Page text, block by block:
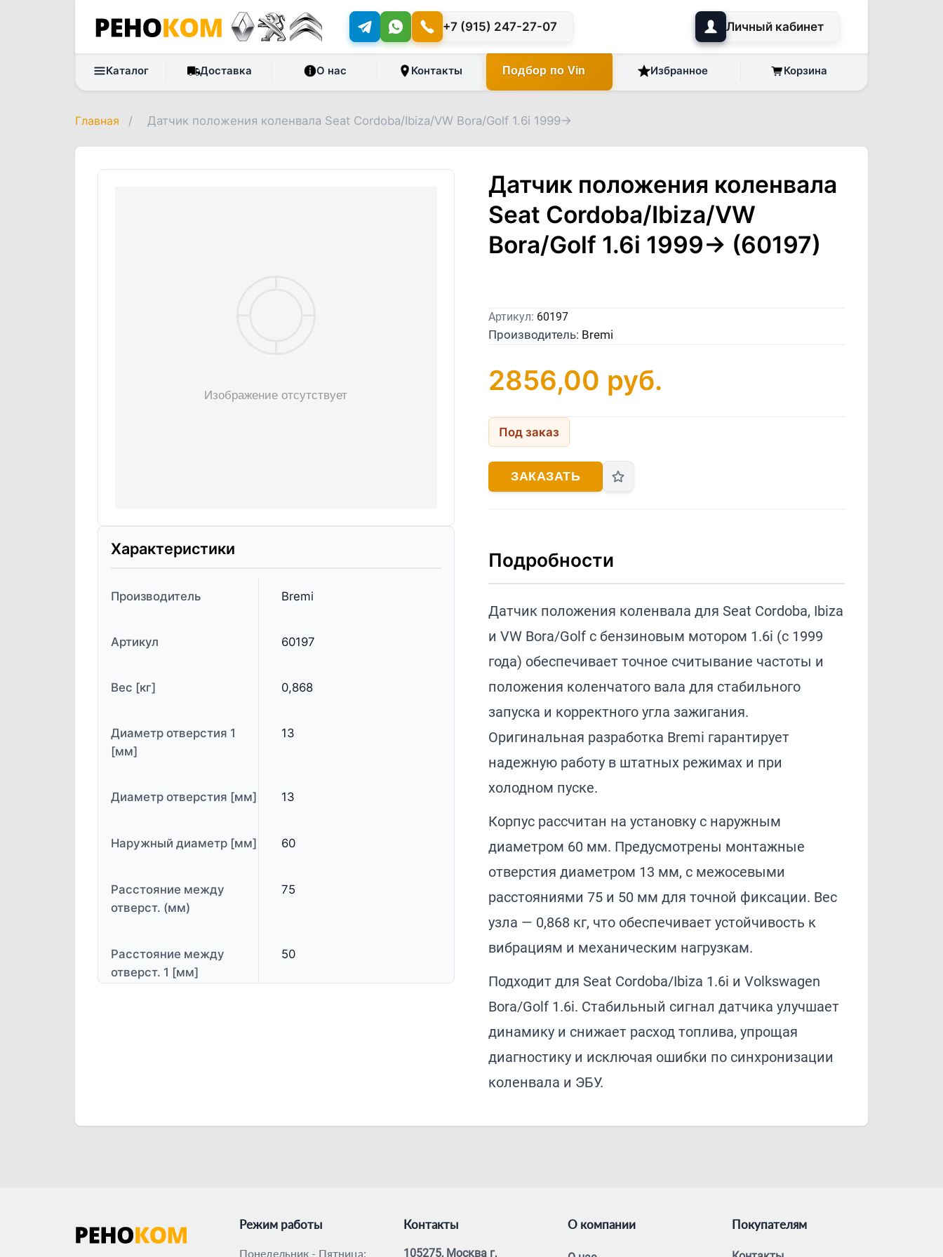
+7 (915) 247-27-07 Личный кабинет
Каталог Доставка О нас Контакты Подбор по Vin Избранное Корзина
Главная / Датчик положения коленвала Seat Cordoba/Ibiza/VW Bora/Golf 1.6i 1999->
Характеристики
Производитель Bremi
Артикул 60197
Вес [кг] 0,868
Диаметр отверстия 1
[мм]
13
Диаметр отверстия [мм] 13
Наружный диаметр [мм] 60
Расстояние между
отверст. (мм)
75
Расстояние между
отверст. 1 [мм]
50
Датчик положения коленвала
Seat Cordoba/Ibiza/VW
Bora/Golf 1.6i 1999-> (60197)
Артикул: 60197
Производитель: Bremi
2856,00 руб.
Под заказ
ЗАКАЗАТЬ
Подробности
Датчик положения коленвала для Seat Cordoba, Ibiza
и VW Bora/Golf с бензиновым мотором 1.6i (с 1999
года) обеспечивает точное считывание частоты и
положения коленчатого вала для стабильного
запуска и корректного угла зажигания.
Оригинальная разработка Bremi гарантирует
надежную работу в штатных режимах и при
холодном пуске.
Корпус рассчитан на установку с наружным
диаметром 60 мм. Предусмотрены монтажные
отверстия диаметром 13 мм, с межосевыми
расстояниями 75 и 50 мм для точной фиксации. Вес
узла — 0,868 кг, что обеспечивает устойчивость к
вибрациям и механическим нагрузкам.
Подходит для Seat Cordoba/Ibiza 1.6i и Volkswagen
Bora/Golf 1.6i. Стабильный сигнал датчика улучшает
динамику и снижает расход топлива, упрощая
диагностику и исключая ошибки по синхронизации
коленвала и ЭБУ.
Режим работы
Понедельник - Пятница:
Контакты
105275, Москва г,
О компании Покупателям